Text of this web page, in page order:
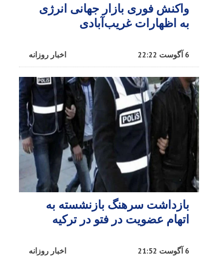
واکنش فوری بازار جهانی انرژی
به اظهارات غریب‌آبادی
اخبار روزانه 6 آگوست 22:22
بازداشت سرهنگ بازنشسته به
اتهام عضویت در فتو در ترکیه
اخبار روزانه 6 آگوست 21:52